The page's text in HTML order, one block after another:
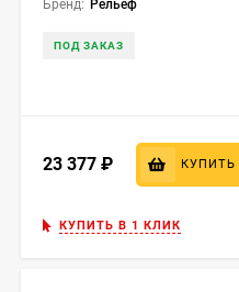
Бренд: Рельеф
ПОД ЗАКАЗ
23 377 КУПИТЬ
КУПИТЬ В 1 КЛИК